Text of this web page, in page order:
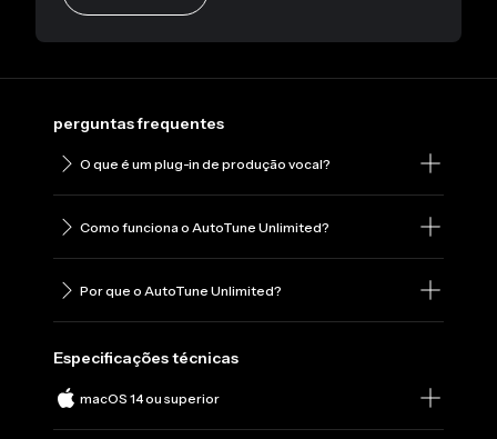
perguntas frequentes
O que é um plug-in de produção vocal?
Como funciona o AutoTune Unlimited?
Por que o AutoTune Unlimited?
Especificações técnicas
macOS 14 ou superior